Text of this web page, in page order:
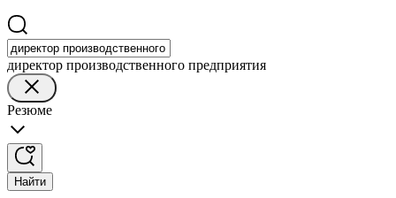
директор производственного предприятия
Резюме
Найти